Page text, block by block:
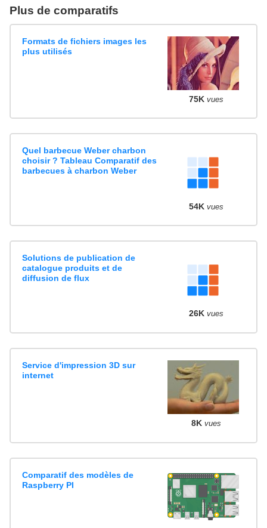
Plus de comparatifs
Formats de fichiers images les
plus utilisés
75K vues
Quel barbecue Weber charbon
choisir ? Tableau Comparatif des
barbecues à charbon Weber
54K vues
Solutions de publication de
catalogue produits et de
diffusion de flux
26K vues
Service d'impression 3D sur
internet
8K vues
Comparatif des modèles de
Raspberry PI